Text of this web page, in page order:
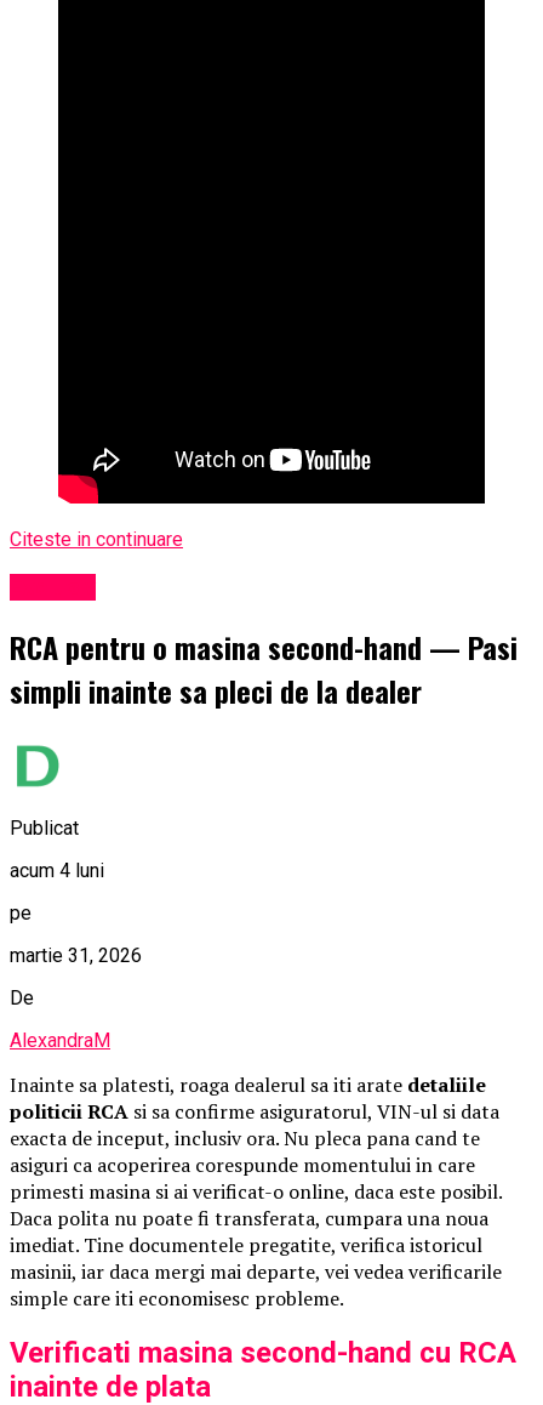
Citeste in continuare
RCA pentru o masina second-hand — Pasi
simpli inainte sa pleci de la dealer
Publicat
acum 4 luni
pe
martie 31, 2026
De
AlexandraM
Inainte sa platesti, roaga dealerul sa iti arate detaliile
politicii RCA si sa confirme asiguratorul, VIN-ul si data
exacta de inceput, inclusiv ora. Nu pleca pana cand te
asiguri ca acoperirea corespunde momentului in care
primesti masina si ai verificat-o online, daca este posibil.
Daca polita nu poate fi transferata, cumpara una noua
imediat. Tine documentele pregatite, verifica istoricul
masinii, iar daca mergi mai departe, vei vedea verificarile
simple care iti economisesc probleme.
Verificati masina second-hand cu RCA
inainte de plata